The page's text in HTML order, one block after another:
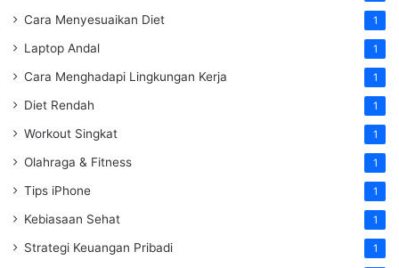
Cara Menyesuaikan Diet 1
Laptop Andal 1
Cara Menghadapi Lingkungan Kerja 1
Diet Rendah 1
Workout Singkat 1
Olahraga & Fitness 1
Tips iPhone 1
Kebiasaan Sehat 1
Strategi Keuangan Pribadi 1